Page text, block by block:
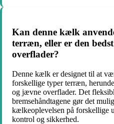
Kan denne kælk
terræn, eller er den
overflader?
Denne kælk er designet til at
forskellige typer terræn,
og jævne overflader. Det
bremsehåndtagene gør det
kælkeoplevelsen på forskellige
kontrol og sikkerhed.